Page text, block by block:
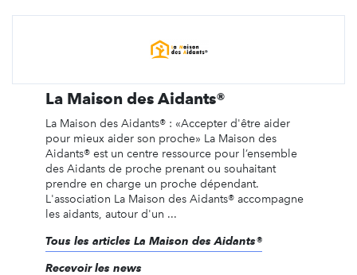
La Maison des Aidants®
La Maison des Aidants® : «Accepter d'être aider
pour mieux aider son proche» La Maison des
Aidants® est un centre ressource pour l’ensemble
des Aidants de proche prenant ou souhaitant
prendre en charge un proche dépendant.
L'association La Maison des Aidants® accompagne
les aidants, autour d'un ...
Tous les articles La Maison des Aidants®
Recevoir les news